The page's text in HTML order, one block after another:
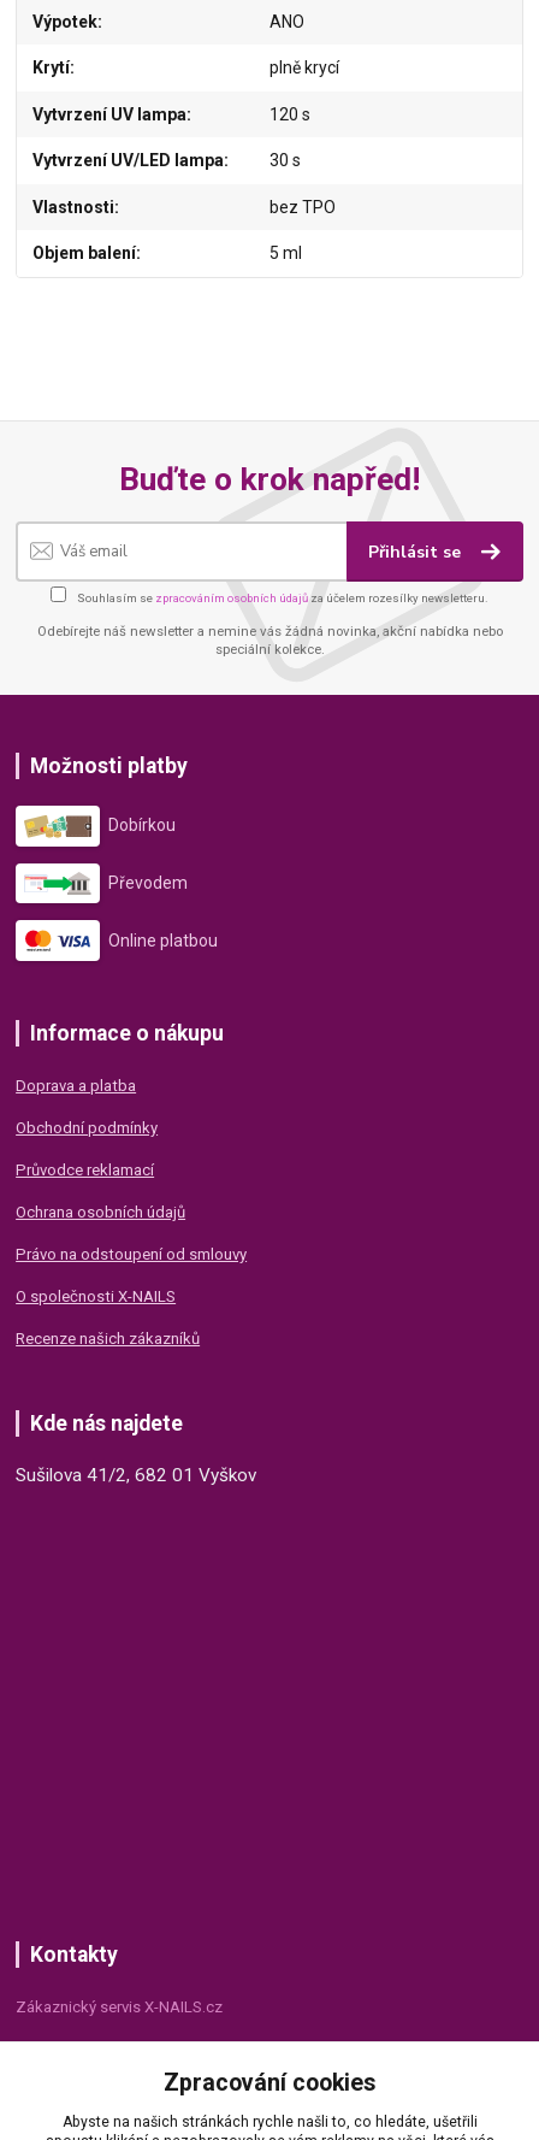
Výpotek ANO
Krytí plně krycí
Vytvrzení UV lampa 120 s
Vytvrzení UV/LED lampa 30 s
Vlastnosti bez TPO
Objem balení 5 ml
Buďte o krok napřed!
Přihlásit se
Souhlasím se zpracováním osobních údajů za účelem rozesílky newsletteru.
Odebírejte náš newsletter a nemine vás žádná novinka, akční nabídka nebo
speciální kolekce.
Možnosti platby
Dobírkou
Převodem
Online platbou
Informace o nákupu
Doprava a platba
Obchodní podmínky
Průvodce reklamací
Ochrana osobních údajů
Právo na odstoupení od smlouvy
O společnosti X-NAILS
Recenze našich zákazníků
Kde nás najdete
Sušilova 41/2, 682 01 Vyškov
Kontakty
Zákaznický servis X-NAILS.cz
+420 735 055 075
(Po - Pá, 8 - 16 hod.)
Zpracování cookies
Abyste na našich stránkách rychle našli to, co hledáte, ušetřili